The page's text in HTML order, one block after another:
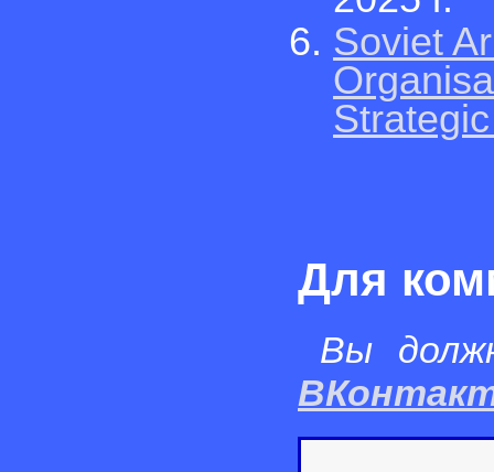
Soviet
Для
Вы